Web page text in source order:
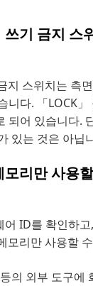
쓰기 금지 스
지 스위치는 측
니다. 「LOCK
되어 있습니다.
있는 것은 아닙
리만 사용
어 ID를 확인하
모리만 사용할
의 외부 도구에